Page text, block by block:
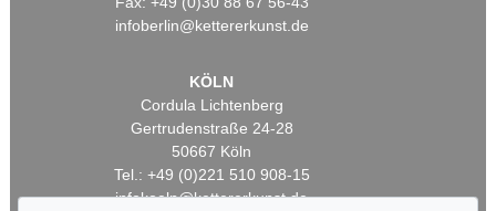
infoberlin@kettererkunst.de
KÖLN
Cordula Lichtenberg
Gertrudenstraße 24-28
50667 Köln
Tel.: +49 (0)221 510 908-15
infokoeln@kettererkunst.de